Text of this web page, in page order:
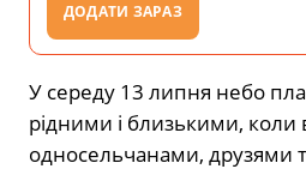
ДОДАТИ ЗАРАЗ
У середу 13 липня небо
рідними і близькими, коли
односельчанами, друзями